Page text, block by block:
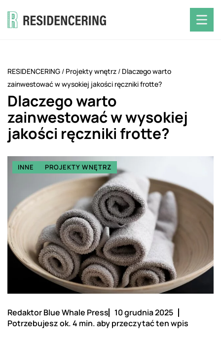
RESIDENCERING / Projekty wnętrz / Dlaczego warto
zainwestować w wysokiej jakości ręczniki frotte?
Dlaczego warto
zainwestować w wysokiej
jakości ręczniki frotte?
INNE PROJEKTY WNĘTRZ
Redaktor Blue Whale Press
10 grudnia 2025
Potrzebujesz ok. 4 min. aby przeczytać ten wpis